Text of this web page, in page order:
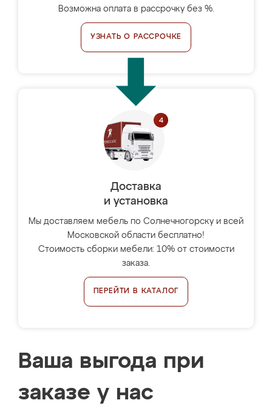
Возможна оплата в рассрочку без %.
УЗНАТЬ О РАССРОЧКЕ
Доставка
и установка
Мы доставляем мебель по Солнечногорску и всей
Московской области бесплатно!
Стоимость сборки мебели: 10% от стоимости
заказа.
ПЕРЕЙТИ В КАТАЛОГ
Ваша выгода при
заказе у нас